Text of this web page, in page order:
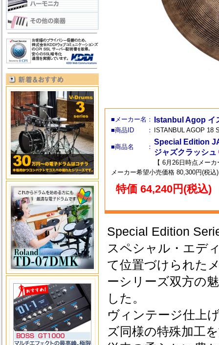
■メーカー名： Istanbul Agop イ
■商品ID ： ISTANBUL AGOP 18
■商品名 ：
Special Edition
ジャズクラッシュ
【 6月26日時点メー
メーカー希望小売価格 80,300円(税込)
特価 64,240円(税込)
Special Edition
スペシャル・エデ
て位置づけられた
ーシリーズ双方の
した。
ヴィンテージ仕上
ズ同様の特殊加工